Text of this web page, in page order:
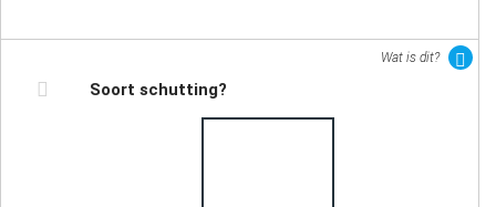
Wat is dit?
Soort schutting?